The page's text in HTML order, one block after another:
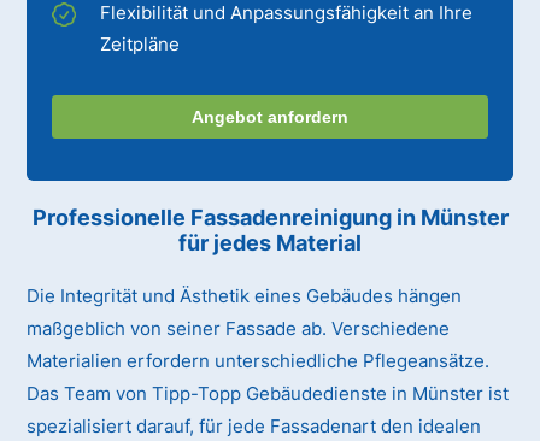
Flexibilität und Anpassungsfähigkeit an Ihre
Zeitpläne
Angebot anfordern
Professionelle Fassadenreinigung in Münster
für jedes Material
Die Integrität und Ästhetik eines Gebäudes hängen
maßgeblich von seiner Fassade ab. Verschiedene
Materialien erfordern unterschiedliche Pflegeansätze.
Das Team von Tipp-Topp Gebäudedienste in Münster ist
spezialisiert darauf, für jede Fassadenart den idealen